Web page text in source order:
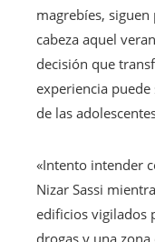
magrebíes,
cabeza aquel
decisión que
experiencia
de las
«Intento intender
Nizar Sassi
edificios vigilados
drogas y una